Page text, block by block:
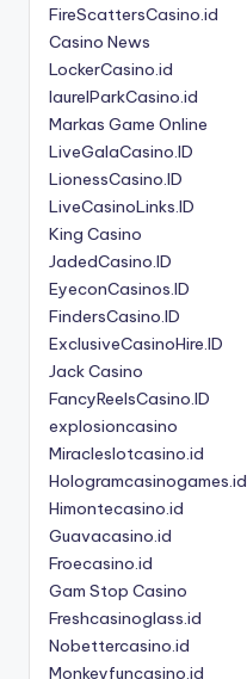
FireScattersCasino.id
Casino News
LockerCasino.id
laurelParkCasino.id
Markas Game Online
LiveGalaCasino.ID
LionessCasino.ID
LiveCasinoLinks.ID
King Casino
JadedCasino.ID
EyeconCasinos.ID
FindersCasino.ID
ExclusiveCasinoHire.ID
Jack Casino
FancyReelsCasino.ID
explosioncasino
Miracleslotcasino.id
Hologramcasinogames.id
Himontecasino.id
Guavacasino.id
Froecasino.id
Gam Stop Casino
Freshcasinoglass.id
Nobettercasino.id
Monkeyfuncasino.id